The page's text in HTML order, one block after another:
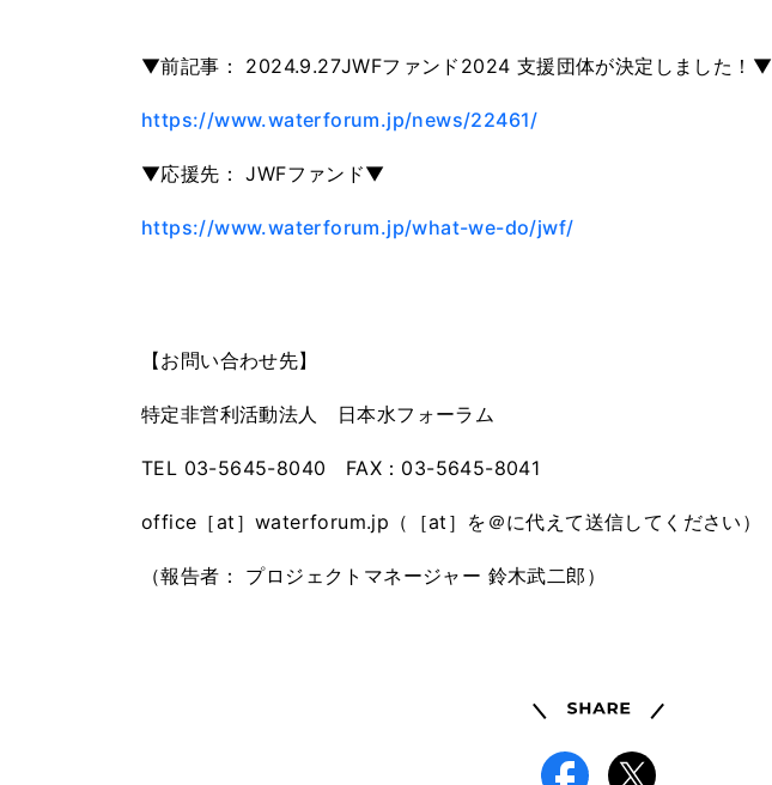
▼前記事： 2024.9.27JWFファンド2024 支援団体が決定しました！▼
https://www.waterforum.jp/news/22461/
▼応援先： JWFファンド▼
https://www.waterforum.jp/what-we-do/jwf/
【お問い合わせ先】
特定非営利活動法人 日本水フォーラム
TEL 03-5645-8040 FAX：03-5645-8041
office［at］waterforum.jp（［at］を＠に代えて送信してください）
（報告者： プロジェクトマネージャー 鈴木武二郎）
Share